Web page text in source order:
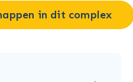
in dit complex